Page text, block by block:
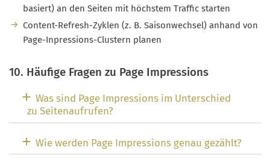
basiert) an den Seiten mit höchstem Traffic starten
Content-Refresh-Zyklen (z. B. Saisonwechsel) anhand von
Page-Inpressions-Clustern planen
10. Häufige Fragen zu Page Impressions
Was sind Page Impressions im Unterschied
zu Seitenaufrufen?
Wie werden Page Impressions genau gezählt?